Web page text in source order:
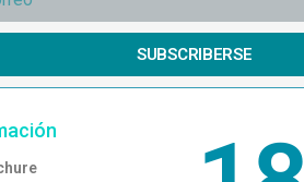
SUBSCRIBERSE